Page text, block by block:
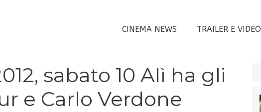
CINEMA NEWS TRAILER E VIDEO
sabato 10 Alì ha gli
e Carlo Verdone